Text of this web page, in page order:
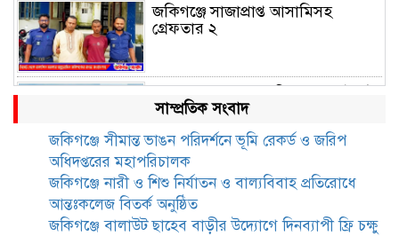
জকিগঞ্জে সাজাপ্রাপ্ত আসামিসহ
গ্রেফতার ২
শুরু হচ্ছে সম্ভাব্যতা সমীক্ষা
সাবেক এমপি হাফিজ আহমদ
মজুমদার কি আত্মগোপনে? ভাইরাল
ছবি ঘিরে আলোচনা!
সাম্প্রতিক সংবাদ
জকিগঞ্জে সীমান্ত ভাঙন পরিদর্শনে ভূমি রেকর্ড ও জরিপ
অধিদপ্তরের মহাপরিচালক
জকিগঞ্জে নারী ও শিশু নির্যাতন ও বাল্যবিবাহ প্রতিরোধে
আন্তঃকলেজ বিতর্ক অনুষ্ঠিত
জকিগঞ্জে বালাউট ছাহেব বাড়ীর উদ্যোগে দিনব্যাপী ফ্রি চক্ষু